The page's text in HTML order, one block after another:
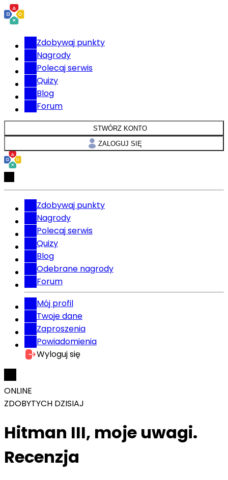
Zdobywaj punkty
Nagrody
Polecaj serwis
Quizy
Blog
Forum
STWÓRZ KONTO
ZALOGUJ SIĘ
Zdobywaj punkty
Nagrody
Polecaj serwis
Quizy
Blog
Odebrane nagrody
Forum
Mój profil
Twoje dane
Zaproszenia
Powiadomienia
Wyloguj się
ONLINE
ZDOBYTYCH DZISIAJ
Hitman III, moje uwagi.
Recenzja